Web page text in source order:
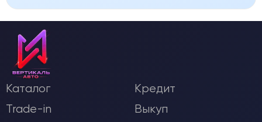
Каталог
Кредит
Trade-in
Выкуп